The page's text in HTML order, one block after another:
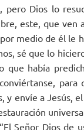
pero Dios lo
este, que ven
medio de él le
sé que lo
que había
envíe a Jesús,
Señor Dios de